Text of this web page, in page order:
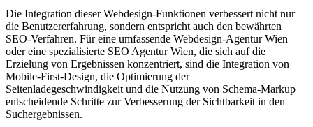
Die Integration dieser Webdesign-Funktionen verbessert nicht nur
die Benutzererfahrung, sondern entspricht auch den bewährten
SEO-Verfahren. Für eine umfassende Webdesign-Agentur Wien
oder eine spezialisierte SEO Agentur Wien, die sich auf die
Erzielung von Ergebnissen konzentriert, sind die Integration von
Mobile-First-Design, die Optimierung der
Seitenladegeschwindigkeit und die Nutzung von Schema-Markup
entscheidende Schritte zur Verbesserung der Sichtbarkeit in den
Suchergebnissen.